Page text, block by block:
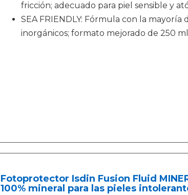
fricción; adecuado para piel sensible y
SEA FRIENDLY: Fórmula con la
inorgánicos; formato mejorado de 250
Fotoprotector Isdin Fusion Fluid
100% mineral para las pieles